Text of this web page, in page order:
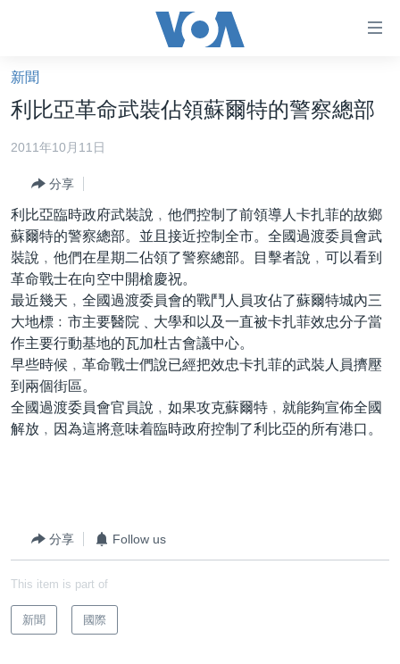
礙
鏈
接
跳
內
容
跳
轉
到
導
航
跳
轉
到
檢
美國大選2024
台灣
美中關係
海外港人
新聞自由
揭謊頻道
美國
中國
國際
VOA 60秒 (國際)
視頻存檔
時事經緯
海外港人
國語
關注我們
新聞
利比亞革命武裝佔領蘇爾特的警察總部
2011年10月11日
分享
利比亞臨時政府武裝說﹐他們控制了前領導人卡扎菲的故鄉
蘇爾特的警察總部。並且接近控制全市。全國過渡委員會武
裝說﹐他們在星期二佔領了警察總部。目擊者說﹐可以看到
革命戰士在向空中開槍慶祝。
最近幾天﹐全國過渡委員會的戰鬥人員攻佔了蘇爾特城內三
大地標﹕市主要醫院﹑大學和以及一直被卡扎菲效忠分子當
作主要行動基地的瓦加杜古會議中心。
早些時候﹐革命戰士們說已經把效忠卡扎菲的武裝人員擠壓
到兩個街區。
全國過渡委員會官員說﹐如果攻克蘇爾特﹐就能夠宣佈全國
解放﹐因為這將意味着臨時政府控制了利比亞的所有港口。
分享 Follow us
This item is part of
新聞 國際